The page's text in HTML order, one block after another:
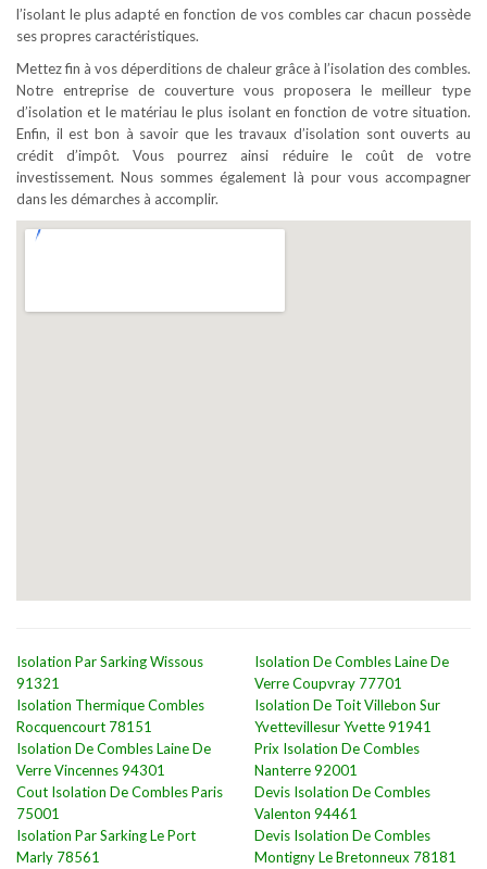
l’isolant le plus adapté en fonction de vos combles car chacun possède
ses propres caractéristiques.
Mettez fin à vos déperditions de chaleur grâce à l’isolation des combles.
Notre entreprise de couverture vous proposera le meilleur type
d’isolation et le matériau le plus isolant en fonction de votre situation.
Enfin, il est bon à savoir que les travaux d’isolation sont ouverts au
crédit d’impôt. Vous pourrez ainsi réduire le coût de votre
investissement. Nous sommes également là pour vous accompagner
dans les démarches à accomplir.
Isolation Par Sarking Wissous
91321
Isolation Thermique Combles
Rocquencourt 78151
Isolation De Combles Laine De
Verre Vincennes 94301
Cout Isolation De Combles Paris
75001
Isolation Par Sarking Le Port
Marly 78561
Isolation De Combles Laine De
Verre Coupvray 77701
Isolation De Toit Villebon Sur
Yvettevillesur Yvette 91941
Prix Isolation De Combles
Nanterre 92001
Devis Isolation De Combles
Valenton 94461
Devis Isolation De Combles
Montigny Le Bretonneux 78181